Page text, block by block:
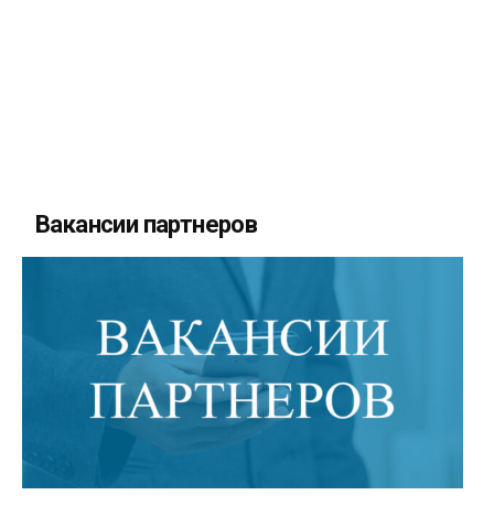
Вакансии партнеров